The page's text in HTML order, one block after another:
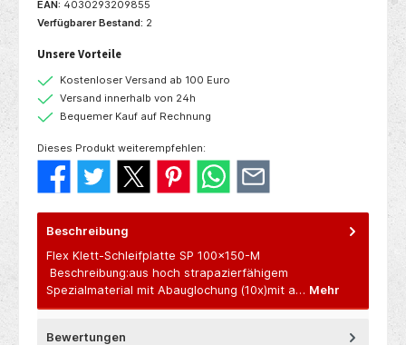
EAN: 4030293209855
Verfügbarer Bestand: 2
Unsere Vorteile
Kostenloser Versand ab 100 Euro
Versand innerhalb von 24h
Bequemer Kauf auf Rechnung
Dieses Produkt weiterempfehlen:
Beschreibung
Flex Klett-Schleifplatte SP 100x150-M
Beschreibung:aus hoch strapazierfähigem
Spezialmaterial mit Abauglochung (10x)mit a… Mehr
Bewertungen